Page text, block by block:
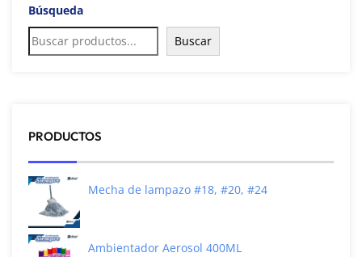
Búsqueda
Buscar
PRODUCTOS
Mecha de lampazo #18, #20, #24
Ambientador Aerosol 400ML